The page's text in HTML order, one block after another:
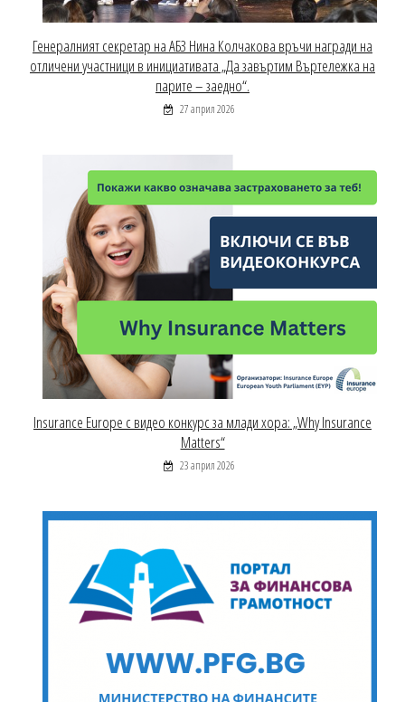
Генералният секретар на АБЗ Нина Колчакова връчи награди на
отличени участници в инициативата „Да завъртим Въртележка на
парите – заедно“.
27 април 2026
Insurance Europe с видео конкурс за млади хора: „Why Insurance
Matters“
23 април 2026